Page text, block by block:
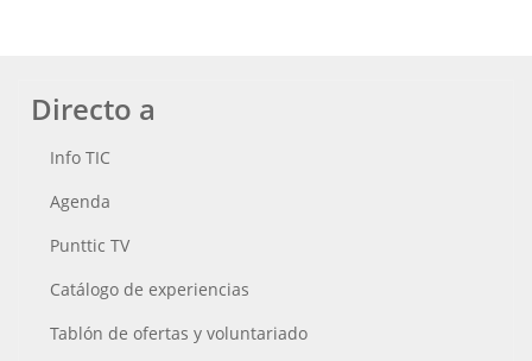
Directo a
Info TIC
Agenda
Punttic TV
Catálogo de experiencias
Tablón de ofertas y voluntariado